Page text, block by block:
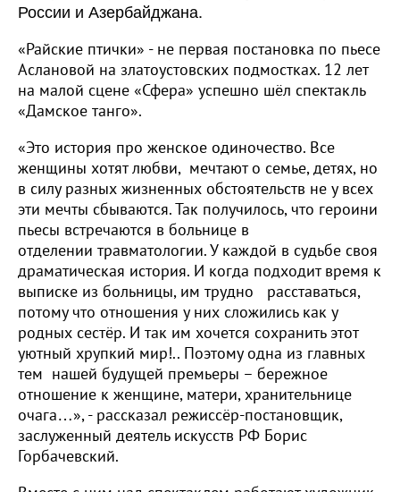
России и Азербайджана.
«Райские птички» - не первая постановка по пьесе
Аслановой на златоустовских подмостках. 12 лет
на малой сцене «Сфера» успешно шёл спектакль
«Дамское танго».
«Это история про женское одиночество. Все
женщины хотят любви, мечтают о семье, детях, но
в силу разных жизненных обстоятельств не у всех
эти мечты сбываются. Так получилось, что героини
пьесы встречаются в больнице в
отделении травматологии. У каждой в судьбе своя
драматическая история. И когда подходит время к
выписке из больницы, им трудно расставаться,
потому что отношения у них сложились как у
родных сестёр. И так им хочется сохранить этот
уютный хрупкий мир!.. Поэтому одна из главных
тем нашей будущей премьеры – бережное
отношение к женщине, матери, хранительнице
очага…», - рассказал режиссёр-постановщик,
заслуженный деятель искусств РФ Борис
Горбачевский.